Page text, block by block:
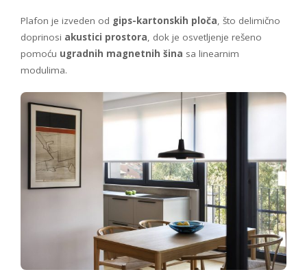
Plafon je izveden od gips-kartonskih ploča, što delimično
doprinosi akustici prostora, dok je osvetljenje rešeno
pomoću ugradnih magnetnih šina sa linearnim
modulima.